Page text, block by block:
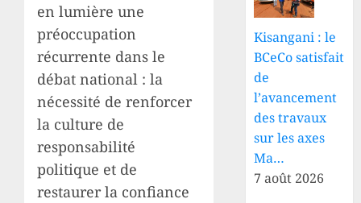
en lumière une
préoccupation
récurrente dans le
débat national : la
nécessité de renforcer
la culture de
responsabilité
politique et de
restaurer la confiance
Kisangani : le
BCeCo satisfait
de
l’avancement
des travaux
sur les axes
Ma…
7 août 2026